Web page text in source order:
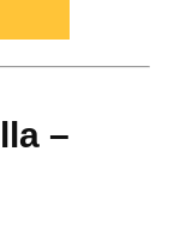
–